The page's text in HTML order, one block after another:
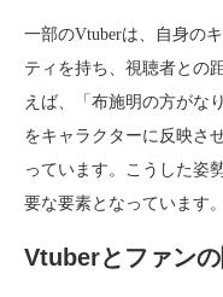
一部のVtuberは、自身の
ティを持ち、視聴者との
えば、「布施明の方がな
をキャラクターに反映さ
っています。こうした姿
要な要素となっています。
Vtuberとファン